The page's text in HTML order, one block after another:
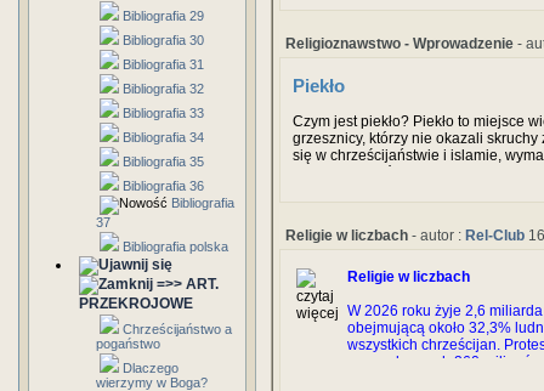
Bibliografia 29
Bibliografia 30
Bibliografia 31
Bibliografia 32
Bibliografia 33
Bibliografia 34
Bibliografia 35
Bibliografia 36
Bibliografia
37
Bibliografia polska
=>> ART.
PRZEKROJOWE
Chrześcijaństwo a
pogaństwo
Dlaczego
wierzymy w Boga?
Religioznawstwo - Wprowadzenie -
Piekło
Czym jest piekło? Piekło to miejsce
grzesznicy, którzy nie okazali skruchy
się w chrześcijaństwie i islamie,
Religie w liczbach - autor : Rel-Club
Religie w liczbach
W 2026 roku żyje 2,6
obejmującą około 32,3%
wszystkich chrześcijan.
prawosławnych 260